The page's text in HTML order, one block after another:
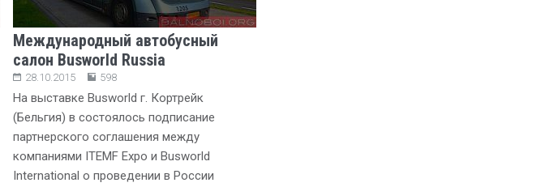
Международный автобусный
салон Busworld Russia
28.10.2015 598
На выставке Busworld г. Кортрейк
(Бельгия) в состоялось подписание
партнерского соглашения между
компаниями ITEMF Expo и Busworld
International о проведении в России